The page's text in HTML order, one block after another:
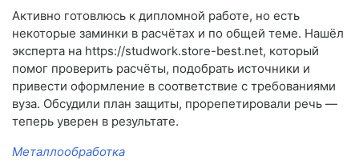
Активно готовлюсь к дипломной работе, но есть
некоторые заминки в расчётах и по общей теме. Нашёл
эксперта на https://studwork.store-best.net, который
помог проверить расчёты, подобрать источники и
привести оформление в соответствие с требованиями
вуза. Обсудили план защиты, прорепетировали речь —
теперь уверен в результате.
Металлообработка